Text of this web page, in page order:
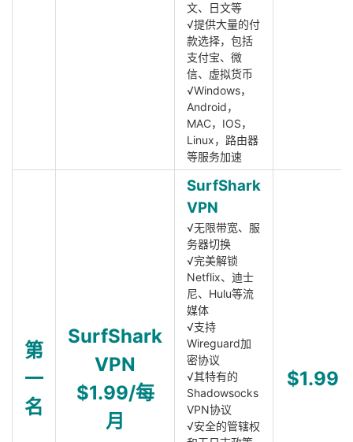
文、日文等
√提供大量的付
款选择，包括
支付宝、微
信、虚拟货币
√Windows，
Android，
MAC，IOS，
Linux，路由器
等服务加速
第
一
名
SurfShark
VPN
$1.99/每
月
SurfShark
VPN
√无限带宽、服
务器切换
√完美解锁
Netflix、迪士
尼、Hulu等流
媒体
√支持
Wireguard加
密协议
√其特有的
Shadowsocks
VPN协议
√安全的管辖权
$1.99